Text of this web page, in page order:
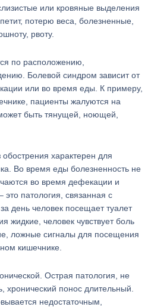
или кровяные выделения
потерю веса, болезненные,
рвоту.
по расположению,
Болевой синдром зависит от
или во время еды. К примеру,
пациенты жалуются на
быть тянущей, ноющей,
характерен для
Во время еды болезненность не
во время дефекации и
это патология, связанная с
день человек посещает туалет
жидкие, человек чувствует боль
ложные сигналы для посещения
кишечнике.
Острая патология, не
хронический понос длительный.
недостаточным,